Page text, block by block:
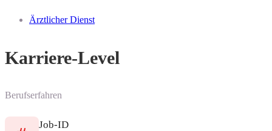
Ärztlicher Dienst
Karriere-Level
Berufserfahren
Job-ID